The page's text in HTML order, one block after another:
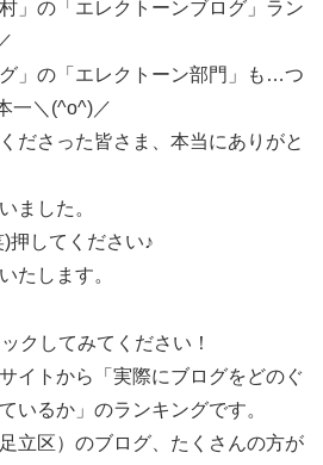
」の「エレクトーンブログ」ラン
グ」の「エレクトーン部門」も…つ
一＼(^o^)／
ださった皆さま、本当にありがと
ました。
押してください♪
たします。
クしてみてください！
イトから「実際にブログをどのぐ
いるか」のランキングです。
立区）のブログ、たくさんの方が